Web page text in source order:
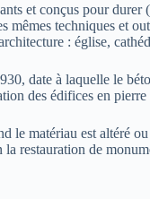
et conçus pour
techniques et
: église,
date à laquelle le
des édifices en pierre
matériau est altéré
restauration de